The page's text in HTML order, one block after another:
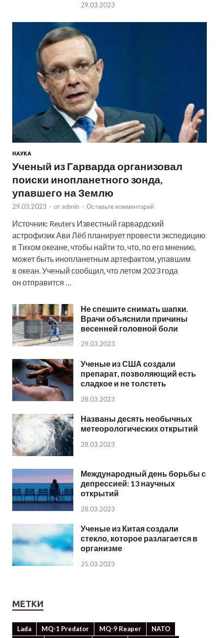
29.03.2023
НАУКА
Ученый из Гарварда организовал
поиски инопланетного зонда,
упавшего на Землю
29.03.2023 - от admin - Оставьте комментарий
Источник: Reuters Известный гарвардский
астрофизик Ави Лёб планирует провести экспедицию
в Тихом океане, чтобы найти то, что, по его мнению,
может быть инопланетным артефактом, упавшим
в океан. Ученый сообщил, что летом 2023 года
он отправится …
Не спешите снимать шапки.
Врачи объяснили причины
весенней головной боли
29.03.2023
Ученые из США создали
препарат, позволяющий есть
сладкое и не толстеть
28.03.2023
Названы десять необычных
метеорологических открытий
28.03.2023
Международный день борьбы с
депрессией: 13 научных
открытий
28.03.2023
Ученые из Китая создали
стекло, которое разлагается в
организме
25.03.2023
МЕТКИ
Lada MQ-1 Predator MQ-9 Reaper
NATO